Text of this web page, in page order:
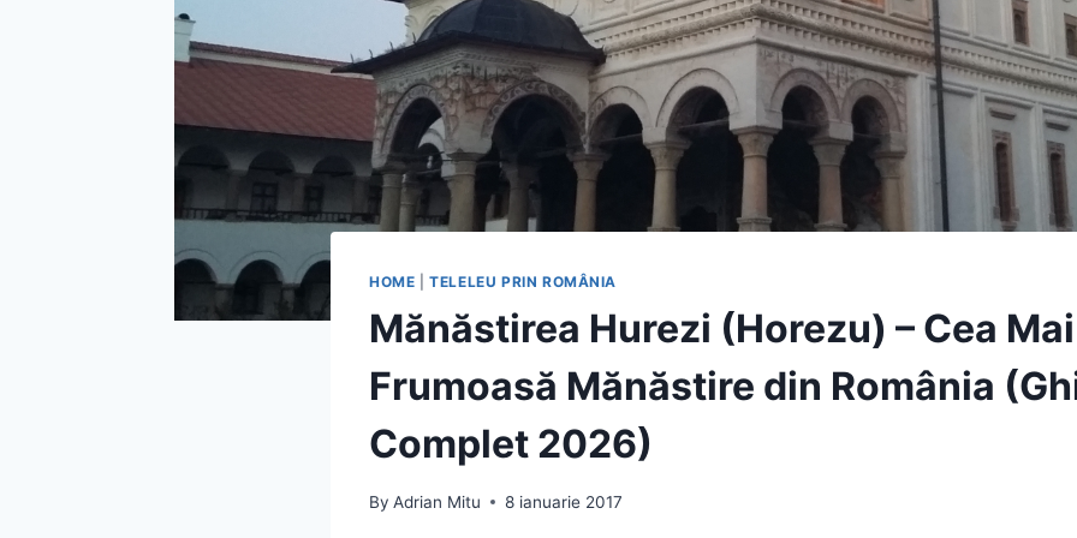
HOME |TELELEU PRIN ROMÂNIA
Mănăstirea Hurezi (Horezu) – Cea Mai
Frumoasă Mănăstire din România
Complet 2026)
By Adrian Mitu 8 ianuarie 2017